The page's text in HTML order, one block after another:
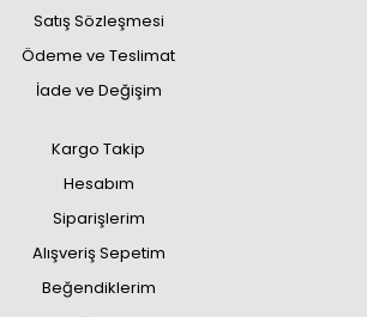
Satış Sözleşmesi
Ödeme ve Teslimat
İade ve Değişim
Kargo Takip
Hesabım
Siparişlerim
Alışveriş Sepetim
Beğendiklerim